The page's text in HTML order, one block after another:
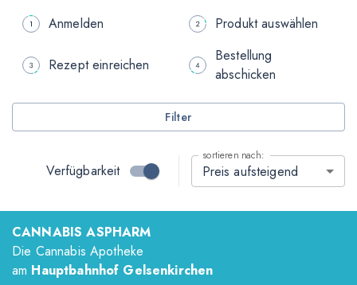
Anmelden
Produkt auswählen
Rezept einreichen
Bestellung
abschicken
Filter
Verfügbarkeit
sortieren nach:
Preis aufsteigend
CANNABIS ASPHARM
Die Cannabis Apotheke
am Hauptbahnhof Gelsenkirchen